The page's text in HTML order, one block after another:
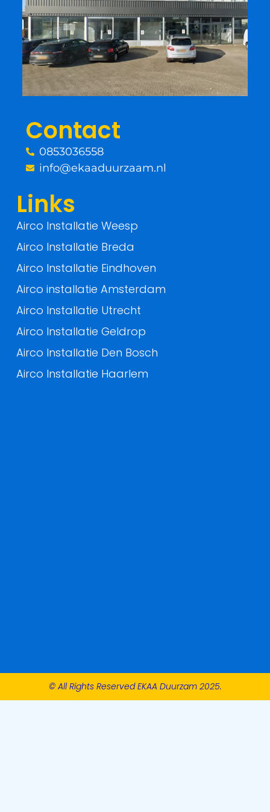
e
b
o
k
-
t
t
e
Contact
0853036558
info@ekaaduurzaam.nl
Links
Airco Installatie Weesp
Airco Installatie Breda
Airco Installatie Eindhoven
Airco installatie Amsterdam
Airco Installatie Utrecht
Airco Installatie Geldrop
Airco Installatie Den Bosch
Airco Installatie Haarlem
© All Rights Reserved EKAA Duurzam 2025.